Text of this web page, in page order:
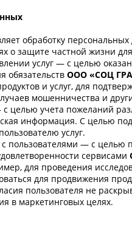
обработку
о защите частной жизни для
услуг — с целью
обязательств ООО «СОЦ
и услуг, для
мошенничества и
целью учета пожеланий
информация. С целью
услуг.
пользователями — с
сервисами
для проведения
для продвижения
пользователя не
в маркетинговых целях.